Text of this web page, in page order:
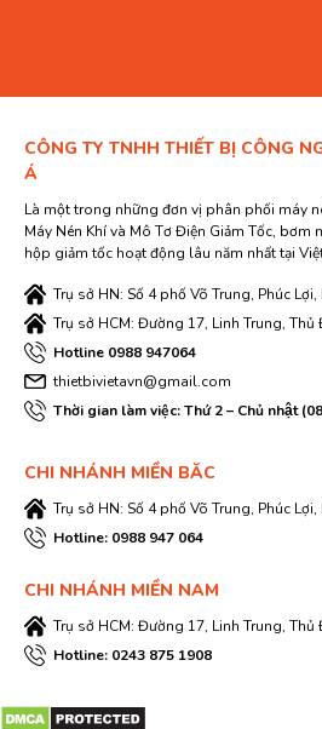
CÔNG TY TNHH THIẾT BỊ CÔNG
Á
Là một trong những đơn vị phân phối máy
Máy Nén Khí và Mô Tơ Điện Giảm Tốc, bơm
hộp giảm tốc hoạt động lâu năm nhất tại
Trụ sở HN: Số 4 phố Võ Trung, Phúc
Trụ sở HCM: Đường 17, Linh Trung,
Hotline 0988 947064
thietbivietavn@gmail.com
Thời gian làm việc: Thứ 2 – Chủ nhật
CHI NHÁNH MIỀN BĂC
Trụ sở HN: Số 4 phố Võ Trung, Phúc
Hotline: 0988 947 064
CHI NHÁNH MIỀN NAM
Trụ sở HCM: Đường 17, Linh Trung,
Hotline: 0243 875 1908